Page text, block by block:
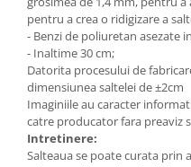
pentru a crea o ridigizare a
- Benzi de poliuretan asezate
- Inaltime 30 cm;
Datorita procesului de
dimensiunea saltelei de ±2cm
Imaginiile au caracter
catre producator fara preaviz
Intretinere:
Salteaua se poate curata prin